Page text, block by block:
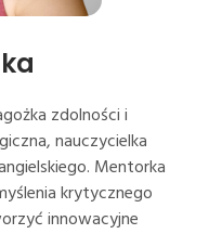
zdolności i
nauczycielka
Mentorka
krytycznego
innowacyjne